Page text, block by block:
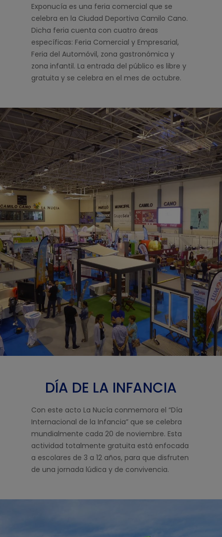
Exponucía es una feria comercial que se
celebra en la Ciudad Deportiva Camilo Cano.
Dicha feria cuenta con cuatro áreas
específicas: Feria Comercial y Empresarial,
Feria del Automóvil, zona gastronómica y
zona infantil. La entrada del público es libre y
gratuita y se celebra en el mes de octubre.
DÍA DE LA INFANCIA
Con este acto La Nucía conmemora el “Día
Internacional de la Infancia” que se celebra
mundialmente cada 20 de noviembre. Esta
actividad totalmente gratuita está enfocada
a escolares de 3 a 12 años, para que disfruten
de una jornada lúdica y de convivencia.